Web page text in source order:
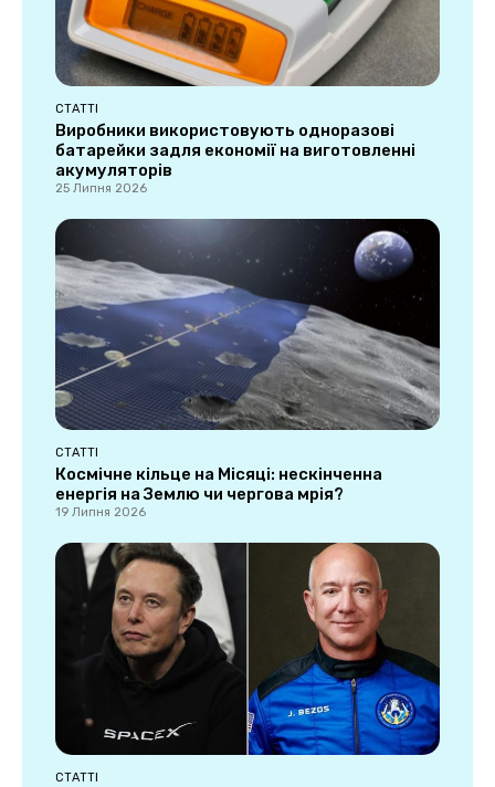
СТАТТІ
Виробники використовують одноразові
батарейки задля економії на виготовленні
акумуляторів
25 Липня 2026
СТАТТІ
Космічне кільце на Місяці: нескінченна
енергія на Землю чи чергова мрія?
19 Липня 2026
СТАТТІ